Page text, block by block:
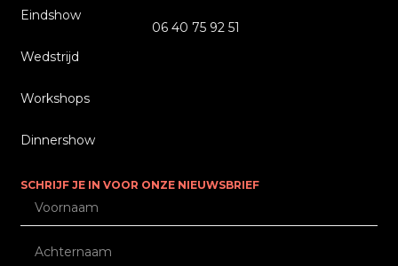
Eindshow
Wedstrijd
Workshops
Dinnershow
06 40 75 92 51
SCHRIJF JE IN VOOR ONZE NIEUWSBRIEF